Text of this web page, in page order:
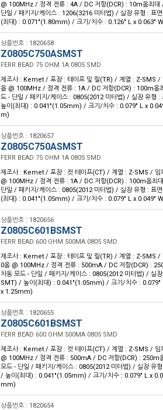
@ 100MHz / 정격 전류 : 4A / DC 저항(DCR) : 10m옴최대
단일 / 패키지/케이스 : 1206(3216 미터법) / 실장 유형 : 표
(최대) : 0.071"(1.80mm) / 크기/치수 : 0.126" L x 0.063"
상품번호 : 1820658
Z0805C750ASMST
FERR BEAD 75 OHM 1A 0805 SMD
제조사 : Kemet / 포장 : 테이프 및 릴(TR) / 계열 : Z-SMS /
옴 @ 100MHz / 정격 전류 : 1A / DC 저항(DCR) : 100m옴
드 - 단일 / 패키지/케이스 : 0805(2012 미터법) / 실장 유형
높이(최대) : 0.041"(1.05mm) / 크기/치수 : 0.079" L x
m)
상품번호 : 1820657
Z0805C750ASMST
FERR BEAD 75 OHM 1A 0805 SMD
제조사 : Kemet / 포장 : 컷 테이프(CT) / 계열 : Z-SMS / 임
@ 100MHz / 정격 전류 : 1A / DC 저항(DCR) : 100m옴최
단일 / 패키지/케이스 : 0805(2012 미터법) / 실장 유형 : 표
(최대) : 0.041"(1.05mm) / 크기/치수 : 0.079" L x 0.049"
상품번호 : 1820656
Z0805C601BSMST
FERR BEAD 600 OHM 500MA 0805 SMD
제조사 : Kemet / 포장 : 테이프 및 릴(TR) / 계열 : Z-SMS /
0옴 @ 100MHz / 정격 전류 : 500mA / DC 저항(DCR) :
차동 모드 - 단일 / 패키지/케이스 : 0805(2012 미터법) / 실
SMT) / 높이(최대) : 0.041"(1.05mm) / 크기/치수 :
x 1.25mm)
상품번호 : 1820655
Z0805C601BSMST
FERR BEAD 600 OHM 500MA 0805 SMD
제조사 : Kemet / 포장 : 컷 테이프(CT) / 계열 : Z-SMS / 임
@ 100MHz / 정격 전류 : 500mA / DC 저항(DCR) : 250m
모드 - 단일 / 패키지/케이스 : 0805(2012 미터법) / 실장 유
/ 높이(최대) : 0.041"(1.05mm) / 크기/치수 : 0.079" L x
mm)
상품번호 : 1820654